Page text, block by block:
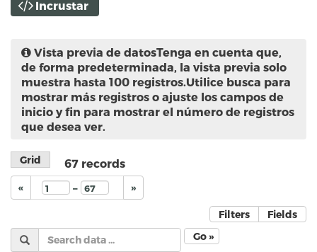
Incrustar
Vista previa de datosTenga en cuenta que,
de forma predeterminada, la vista previa solo
muestra hasta 100 registros.Utilice busca para
mostrar más registros o ajuste los campos de
inicio y fin para mostrar el número de registros
que desea ver.
Grid 67 records
« – »
Filters
Fields
Go »